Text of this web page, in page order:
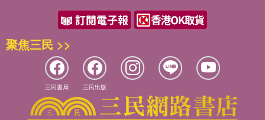
聚焦三民 >>
三民書局 三民出版